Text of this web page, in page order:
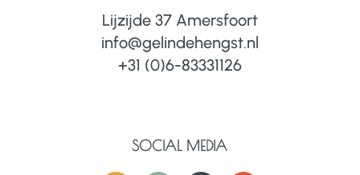
Lijzijde 37 Amersfoort
info@gelindehengst.nl
+31 (0)6-83331126
SOCIAL MEDIA